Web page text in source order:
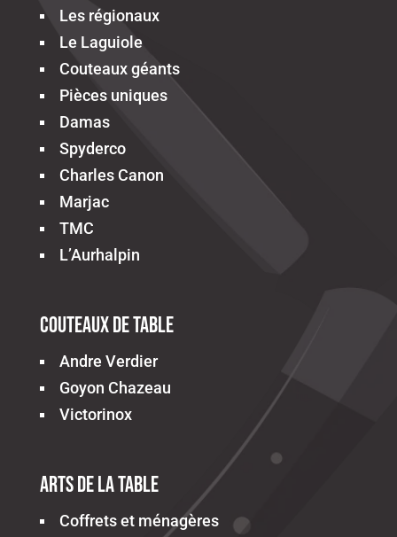
Les régionaux
Le Laguiole
Couteaux géants
Pièces uniques
Damas
Spyderco
Charles Canon
Marjac
TMC
L’Aurhalpin
Couteaux de table
Andre Verdier
Goyon Chazeau
Victorinox
Arts de la table
Coffrets et ménagères